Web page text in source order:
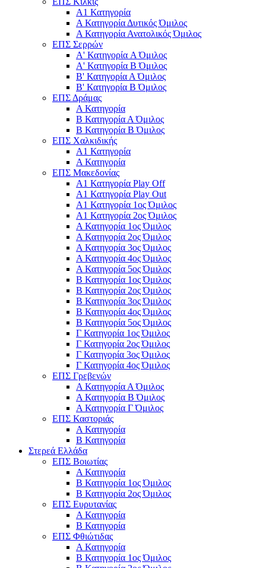
Α1 Κατηγορία
Α Κατηγορία Δυτικός Όμιλος
Α Κατηγορία Ανατολικός Όμιλος
ΕΠΣ Σερρών
Α' Κατηγορία A Όμιλος
Α' Κατηγορία Β Όμιλος
Β' Κατηγορία Α Όμιλος
Β' Κατηγορία Β Όμιλος
ΕΠΣ Δράμας
Α Κατηγορία
Β Κατηγορία Α Όμιλος
Β Κατηγορία Β Όμιλος
ΕΠΣ Χαλκιδικής
Α1 Κατηγορία
Α Κατηγορία
ΕΠΣ Μακεδονίας
Α1 Κατηγορία Play Off
Α1 Κατηγορία Play Out
Α1 Κατηγορία 1ος Όμιλος
Α1 Κατηγορία 2ος Όμιλος
Α Κατηγορία 1ος Όμιλος
Α Κατηγορία 2ος Όμιλος
Α Κατηγορία 3ος Όμιλος
Α Κατηγορία 4ος Όμιλος
Α Κατηγορία 5ος Όμιλος
Β Κατηγορία 1ος Όμιλος
Β Κατηγορία 2ος Όμιλος
Β Κατηγορία 3ος Όμιλος
Β Κατηγορία 4ος Όμιλος
Β Κατηγορία 5ος Όμιλος
Γ Κατηγορία 1ος Όμιλος
Γ Κατηγορία 2ος Όμιλος
Γ Κατηγορία 3ος Όμιλος
Γ Κατηγορία 4ος Όμιλος
ΕΠΣ Γρεβενών
Α Κατηγορία Α Όμιλος
Α Κατηγορία B Όμιλος
Α Κατηγορία Γ Όμιλος
ΕΠΣ Καστοριάς
Α Κατηγορία
Β Κατηγορία
Στερεά Ελλάδα
ΕΠΣ Βοιωτίας
Α Κατηγορία
Β Κατηγορία 1ος Όμιλος
Β Κατηγορία 2ος Όμιλος
ΕΠΣ Ευρυτανίας
Α Κατηγορία
Β Κατηγορία
ΕΠΣ Φθιώτιδας
Α Κατηγορία
Β Κατηγορία 1ος Όμιλος